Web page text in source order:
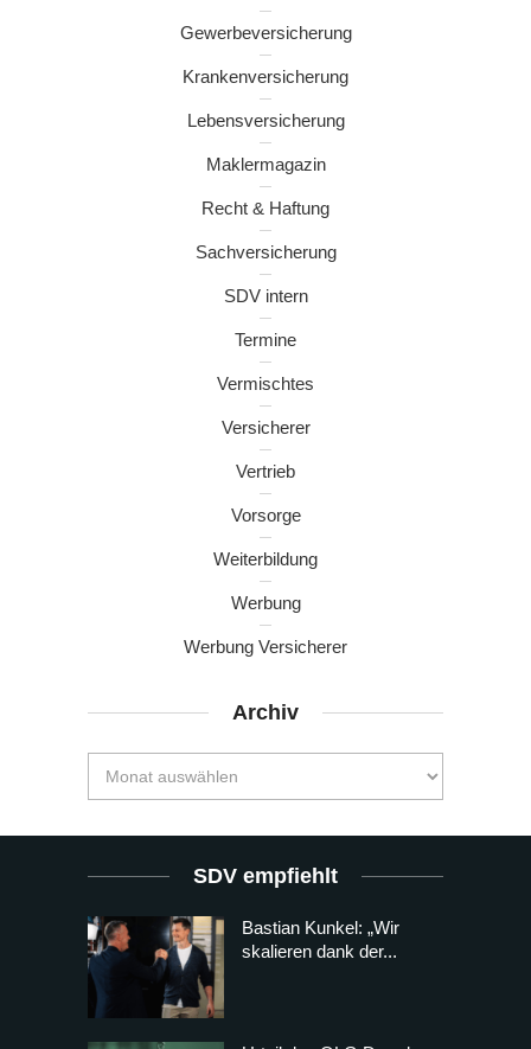
Gewerbeversicherung
Krankenversicherung
Lebensversicherung
Maklermagazin
Recht & Haftung
Sachversicherung
SDV intern
Termine
Vermischtes
Versicherer
Vertrieb
Vorsorge
Weiterbildung
Werbung
Werbung Versicherer
Archiv
SDV empfiehlt
Bastian Kunkel: „Wir
skalieren dank der...